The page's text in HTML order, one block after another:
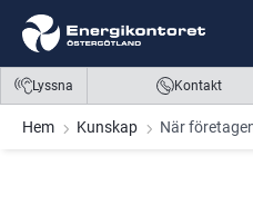
Gå till innehåll
Gå till meny
Gå till sidfot
Lyssna Kontakt
Hem Kunskap När